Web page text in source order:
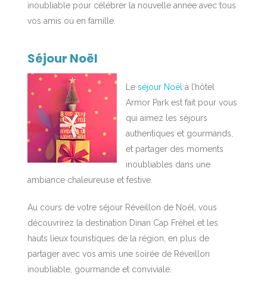
inoubliable pour célébrer la nouvelle année avec tous
vos amis ou en famille.
Séjour Noël
Leséjour Noël à l’hôtel
Armor Park est fait pour vous
qui aimez les séjours
authentiques et gourmands,
et partager des moments
inoubliables dans une
ambiance chaleureuse et festive.
Au cours de votre séjour Réveillon de Noël, vous
découvrirez la destination Dinan Cap Fréhel et les
hauts lieux touristiques de la région, en plus de
partager avec vos amis une soirée de Réveillon
inoubliable, gourmande et conviviale.